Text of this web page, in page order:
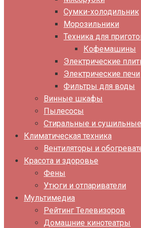
Сумки-холодильник
Морозильники
Техника для
Кофемашины
Электрические
Электрические печи
Фильтры для воды
Винные шкафы
Пылесосы
Стиральные и
Климатическая техника
Вентиляторы и
Красота и здоровье
Фены
Утюги и отпариватели
Мультимедиа
Рейтинг Телевизоров
Домашние кинотеатры